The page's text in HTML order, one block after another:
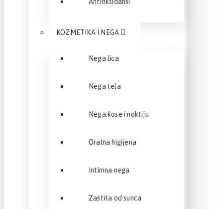
KOZMETIKA I NEGA
Nega lica
Nega tela
Nega kose i noktiju
Oralna higijena
Intimna nega
Zaštita od sunca